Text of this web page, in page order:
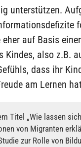
unterstützen.
auf Basis
Kindes, also z.B.
dass ihr
am Lernen
Titel „Wie lassen
von Migranten
zur Rolle von